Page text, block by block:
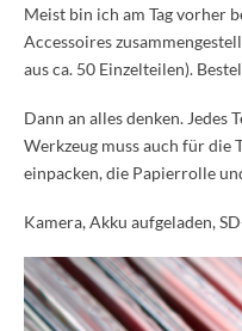
Meist bin ich am Tag vorher
Accessoires
aus ca. 50 Einzelteilen).
Dann an alles denken. Jedes
Werkzeug muss auch für die
einpacken, die Papierrolle
Kamera, Akku aufgeladen,